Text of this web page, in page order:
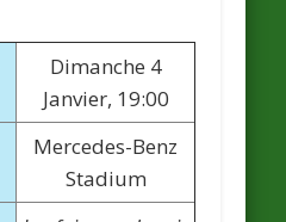
Dimanche 4
Janvier, 19:00
Mercedes-Benz
Stadium